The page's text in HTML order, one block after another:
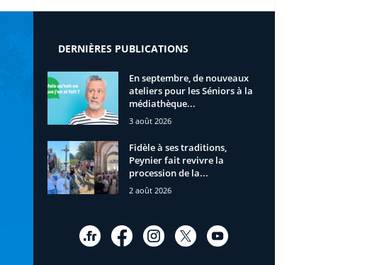
DERNIÈRES PUBLICATIONS
En septembre, de nouveaux
ateliers pour les Séniors à la
médiathèque...
3 août 2026
Fidèle à ses traditions,
Peynier fait revivre la
procession de la...
2 août 2026